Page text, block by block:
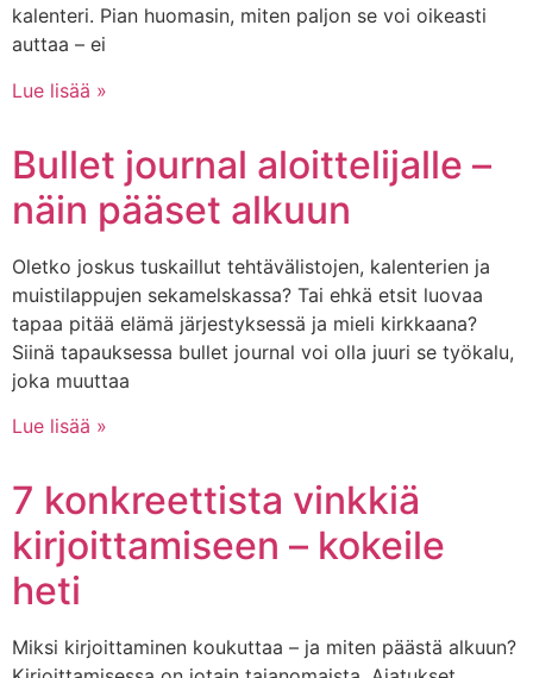
kalenteri. Pian huomasin, miten paljon se voi oikeasti
auttaa – ei
Lue lisää »
Bullet journal aloittelijalle –
näin pääset alkuun
Oletko joskus tuskaillut tehtävälistojen, kalenterien ja
muistilappujen sekamelskassa? Tai ehkä etsit luovaa
tapaa pitää elämä järjestyksessä ja mieli kirkkaana?
Siinä tapauksessa bullet journal voi olla juuri se työkalu,
joka muuttaa
Lue lisää »
7 konkreettista vinkkiä
kirjoittamiseen – kokeile
heti
Miksi kirjoittaminen koukuttaa – ja miten päästä alkuun?